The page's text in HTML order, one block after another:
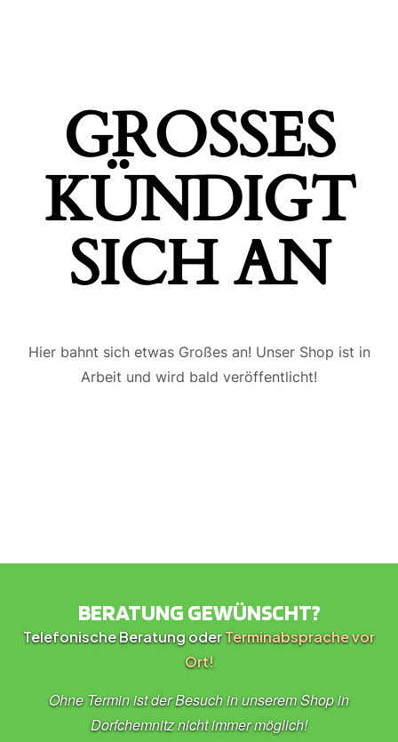
GROSSES K
ÜNDIGT S
ICH AN
Hier bahnt sich etwas Großes an! Unser Shop ist in
Arbeit und wird bald veröffentlicht!
BERATUNG GEWÜNSCHT?
Telefonische Beratung oderTerminabsprache vor
Ort!
Ohne Termin ist der Besuch in unserem Shop in
Dorfchemnitz nicht immer möglich!